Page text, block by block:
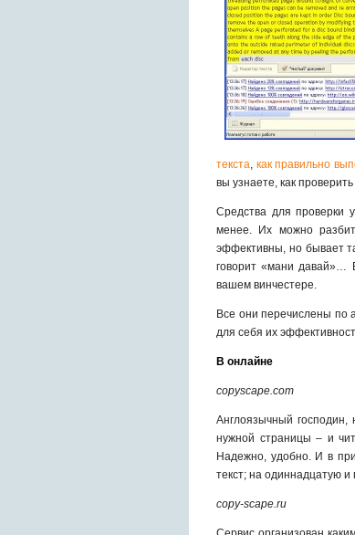
текста, как правильно
вы узнаете, как
Средства для проверки
менее. Их можно
эффективны, но бывает
говорит «мани давай»…
вашем винчестере.
Все они перечислены по
для себя их
В онлайне
copyscape.com
Англоязычный господин,
нужной страницы – и
Надежно, удобно. И в
текст; на одиннадцатую
copy-scape.ru